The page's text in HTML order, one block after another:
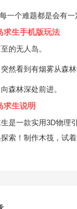
一个难题都是会有
求生手机版玩法
的无人岛。
然看到有烟雾从森林
森林深处前进。
求生说明
是一款实用3D物理
索！制作木筏，试